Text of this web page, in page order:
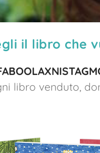
il libro che
libro venduto,